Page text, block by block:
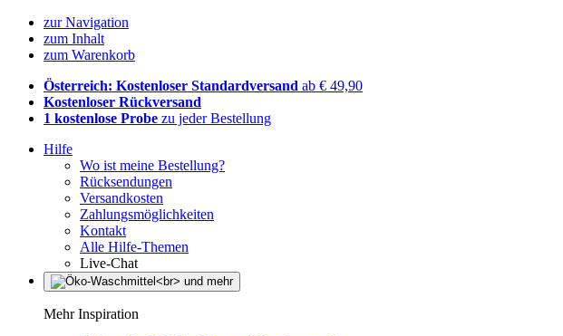
zur Navigation
zum Inhalt
zum Warenkorb
Österreich: Kostenloser Standardversand ab € 49,90
Kostenloser Rückversand
1 kostenlose Probe zu jeder Bestellung
Hilfe
Wo ist meine Bestellung?
Rücksendungen
Versandkosten
Zahlungsmöglichkeiten
Kontakt
Alle Hilfe-Themen
Live-Chat
Mehr Inspiration